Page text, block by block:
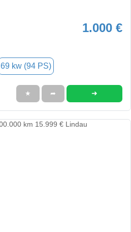
1.000 €
69 kw (94 PS)
★ ➦ ➜